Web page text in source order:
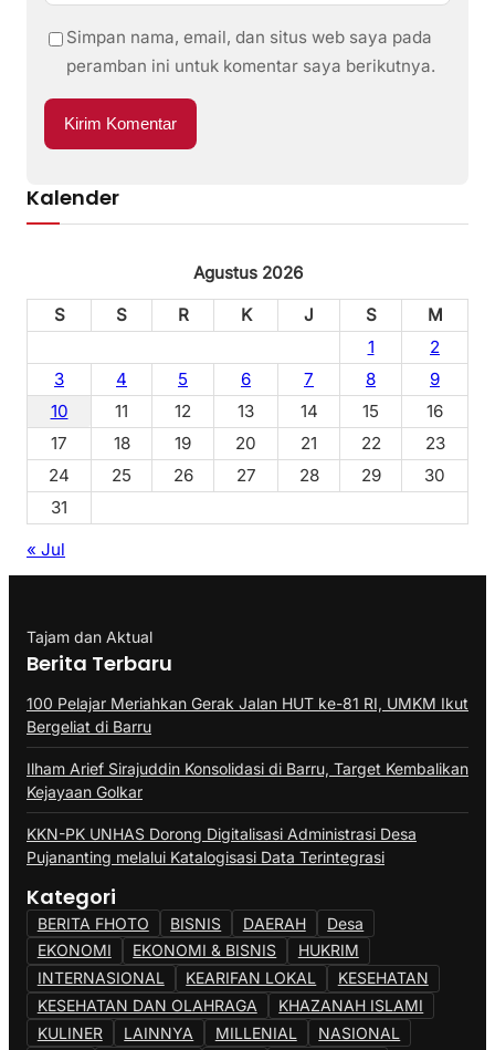
Simpan nama, email, dan situs web saya pada
peramban ini untuk komentar saya berikutnya.
Kalender
Agustus 2026
S
S R K J S
M
1
2
3
4 5 6 7 8
9
10
11 12 13 14 15
16
17
18 19 20 21 22
23
24
25 26 27 28 29
30
31
« Jul
Tajam dan Aktual
Berita Terbaru
100 Pelajar Meriahkan Gerak Jalan HUT ke-81 RI, UMKM Ikut
Bergeliat di Barru
Ilham Arief Sirajuddin Konsolidasi di Barru, Target Kembalikan
Kejayaan Golkar
KKN-PK UNHAS Dorong Digitalisasi Administrasi Desa
Pujananting melalui Katalogisasi Data Terintegrasi
Kategori
BERITA FHOTO BISNIS DAERAH
Desa
EKONOMI
EKONOMI & BISNIS
HUKRIM
INTERNASIONAL
KEARIFAN LOKAL
KESEHATAN
KESEHATAN DAN OLAHRAGA
KHAZANAH ISLAMI
KULINER
LAINNYA MILLENIAL NASIONAL